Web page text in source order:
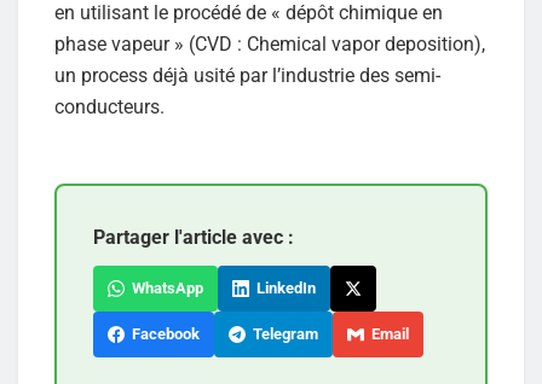
en utilisant le procédé de « dépôt chimique en
phase vapeur » (CVD : Chemical vapor deposition),
un process déjà usité par l’industrie des semi-
conducteurs.
Partager l'article avec :
WhatsApp LinkedIn
Facebook Telegram Email